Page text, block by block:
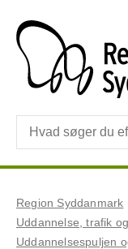
Region Syddanmark
Uddannelse, trafik
Uddannelsespuljen